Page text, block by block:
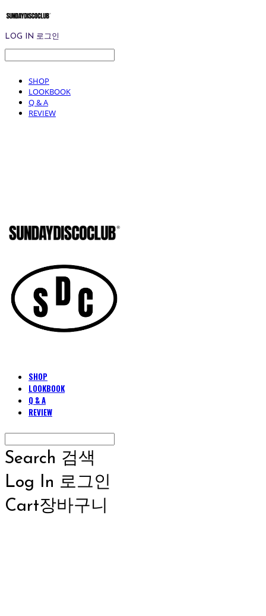
LOG IN 로그인
SHOP
LOOKBOOK
Q & A
REVIEW
SHOP
LOOKBOOK
Q & A
REVIEW
Search 검색
Log In 로그인
Cart장바구니